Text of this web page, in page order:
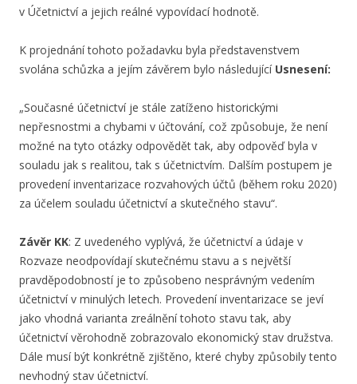
v Účetnictví a jejich reálné vypovídací hodnotě.
K projednání tohoto požadavku byla představenstvem
svolána schůzka a jejím závěrem bylo následující Usnesení:
„Současné účetnictví je stále zatíženo historickými
nepřesnostmi a chybami v účtování, což způsobuje, že není
možné na tyto otázky odpovědět tak, aby odpověď byla v
souladu jak s realitou, tak s účetnictvím. Dalším postupem je
provedení inventarizace rozvahových účtů (během roku 2020)
za účelem souladu účetnictví a skutečného stavu“.
Závěr KK: Z uvedeného vyplývá, že účetnictví a údaje v
Rozvaze neodpovídají skutečnému stavu a s největší
pravděpodobností je to způsobeno nesprávným vedením
účetnictví v minulých letech. Provedení inventarizace se jeví
jako vhodná varianta zreálnění tohoto stavu tak, aby
účetnictví věrohodně zobrazovalo ekonomický stav družstva.
Dále musí být konkrétně zjištěno, které chyby způsobily tento
nevhodný stav účetnictví.